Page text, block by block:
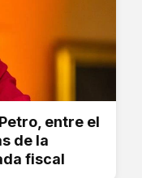
entre el
de la
fiscal